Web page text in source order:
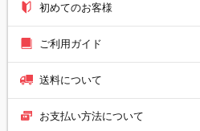
初めてのお客様
ご利用ガイド
送料について
お支払い方法について